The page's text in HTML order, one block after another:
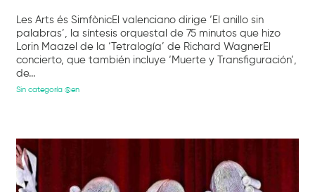
Les Arts és SimfònicEl valenciano dirige ‘El anillo sin
palabras’, la síntesis orquestal de 75 minutos que hizo
Lorin Maazel de la ‘Tetralogía’ de Richard WagnerEl
concierto, que también incluye ‘Muerte y Transfiguración’,
de...
Sin categoría @en